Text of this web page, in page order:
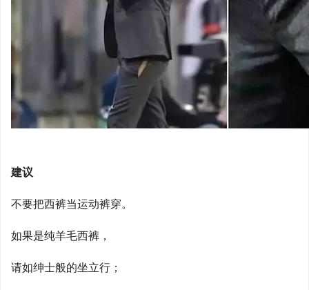
建议
不要把西裤当运动裤穿。
如果是纯羊毛西裤，
请如绅士般的坐立行；